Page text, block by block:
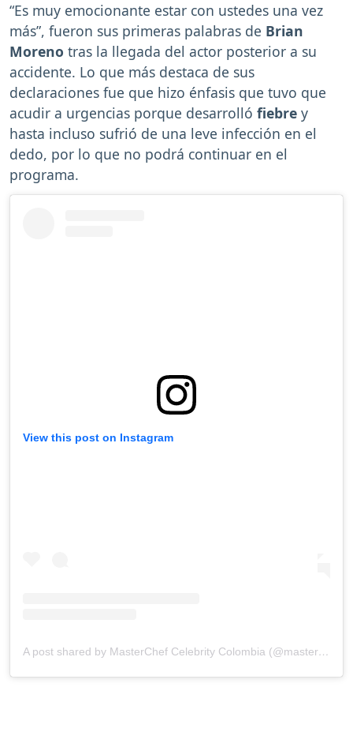
“Es muy emocionante estar con ustedes una vez
más”, fueron sus primeras palabras de Brian
Moreno tras la llegada del actor posterior a su
accidente. Lo que más destaca de sus
declaraciones fue que hizo énfasis que tuvo que
acudir a urgencias porque desarrolló fiebre y
hasta incluso sufrió de una leve infección en el
dedo, por lo que no podrá continuar en el
programa.
View this post on Instagram
A post shared by MasterChef Celebrity Colombia (@masterchefcelebrityco)